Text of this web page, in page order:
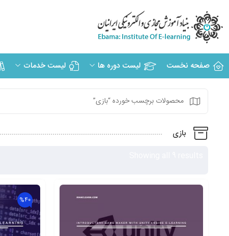
صفحه نخست لیست دوره ها لیست خدمات
محصولات برچسب خورده “بازی”
بازی
%40